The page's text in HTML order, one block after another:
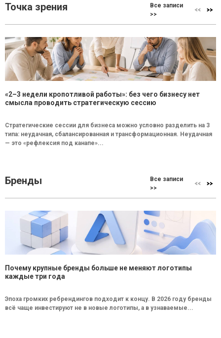
Точка зрения
Все записи
>>
«2–3 недели кропотливой работы»: без чего бизнесу нет
смысла проводить стратегическую сессию
Стратегические сессии для бизнеса можно условно разделить на 3
типа: неудачная, сбалансированная и трансформационная. Неудачная
— это «рефлексия под канапе»...
Бренды
Все записи
>>
Почему крупные бренды больше не меняют логотипы
каждые три года
Эпоха громких ребрендингов подходит к концу. В 2026 году бренды
всё чаще инвестируют не в новые логотипы, а в узнаваемые...